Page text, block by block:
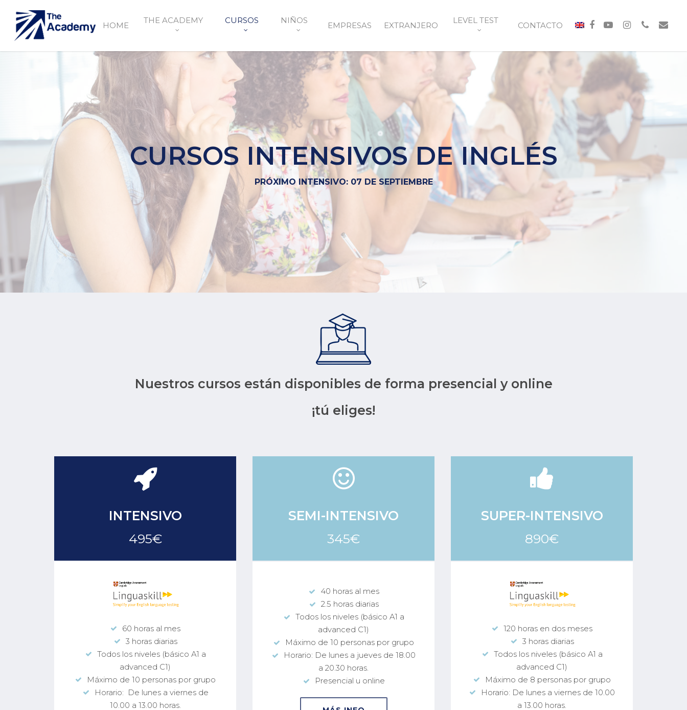
HOME
THE ACADEMY CURSOS NIÑOS
EMPRESAS EXTRANJERO
LEVEL TEST
CONTACTO
CURSOS INTENSIVOS DE INGLÉS
PRÓXIMO INTENSIVO: 07 DE SEPTIEMBRE
Nuestros cursos están disponibles de forma presencial y online
¡tú eliges!
INTENSIVO
495€
60 horas al mes
3 horas diarias
Todos los niveles (básico A1 a
advanced C1)
Máximo de 10 personas por grupo
Horario: De lunes a viernes de
10.00 a 13.00 horas.
SEMI-INTENSIVO
345€
40 horas al mes
2.5 horas diarias
Todos los niveles (básico A1 a
advanced C1)
Máximo de 10 personas por grupo
Horario: De lunes a jueves de 18.00
a 20.30 horas.
Presencial u online
SUPER-INTENSIVO
890€
120 horas en dos meses
3 horas diarias
Todos los niveles (básico A1 a
advanced C1)
Máximo de 8 personas por grupo
Horario: De lunes a viernes de 10.00
a 13.00 horas.